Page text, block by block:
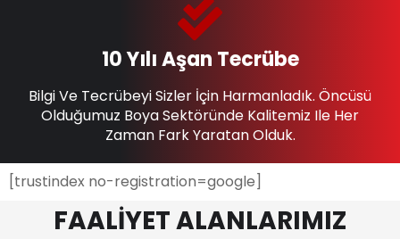
10 Yılı Aşan Tecrübe
Bilgi Ve Tecrübeyi Sizler İçin Harmanladık. Öncüsü
Olduğumuz Boya Sektöründe Kalitemiz Ile Her
Zaman Fark Yaratan Olduk.
[trustindex no-registration=google]
FAALİYET ALANLARIMIZ